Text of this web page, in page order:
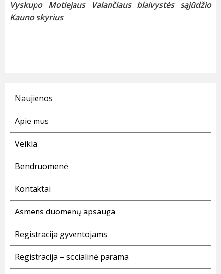
Vyskupo Motiejaus Valančiaus blaivystės sąjūdžio
Kauno skyrius
Naujienos
Apie mus
Veikla
Bendruomenė
Kontaktai
Asmens duomenų apsauga
Registracija gyventojams
Registracija – socialinė parama